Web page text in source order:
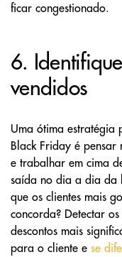
ficar congestionado.
6.
vendidos
Uma ótima estratégia
Black Friday é pensar
e trabalhar em cima
saída no dia a dia da
que os clientes mais
concorda? Detectar
descontos mais
para o cliente e se